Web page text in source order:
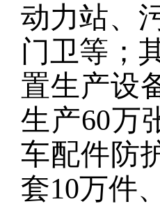
动力站、
门卫等 ；
置生产设
生产60万
车配件防
套10万件